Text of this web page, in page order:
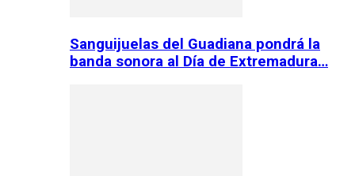
Sanguijuelas del Guadiana pondrá la
banda sonora al Día de Extremadura…